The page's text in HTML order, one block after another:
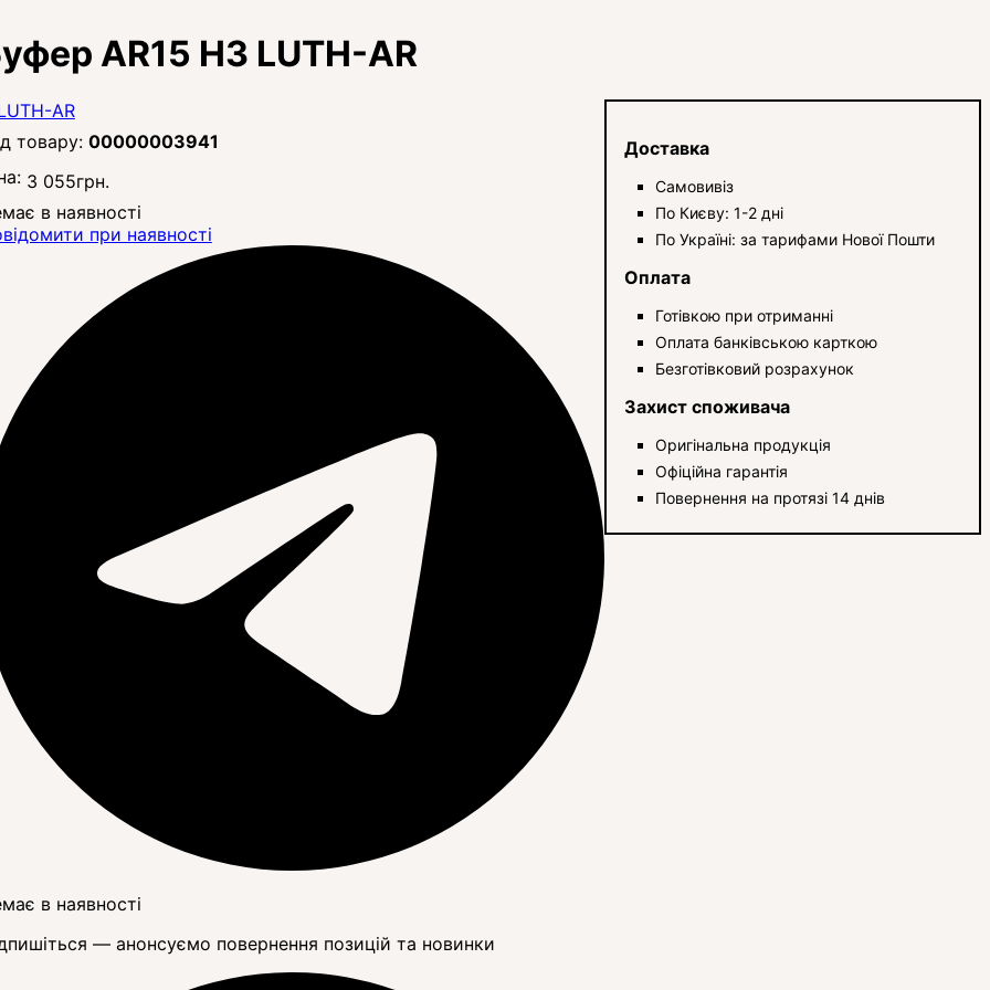
AR15 H3 LUTH-AR
00000003941
3 055грн.
в наявності
при наявності
в наявності
— анонсуємо повернення позицій та новинки
Доставка
Самовивіз
По Києву: 1-2 дні
По Україні: за тарифами Нової Пошти
Оплата
Готівкою при отриманні
Оплата банківською карткою
Безготівковий розрахунок
Захист споживача
Оригінальна продукція
Офіційна гарантія
Повернення на протязі 14 днів